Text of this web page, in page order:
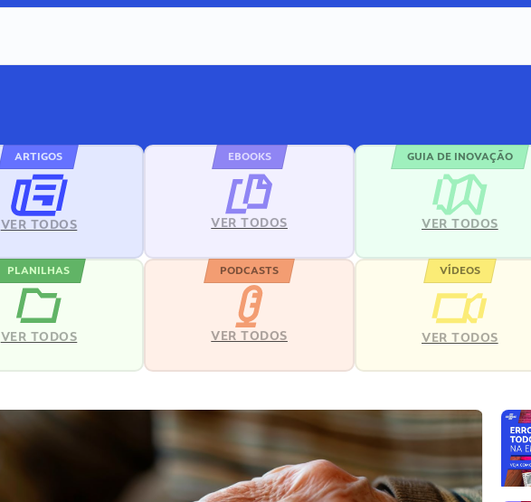
ARTIGOS
VER TODOS
EBOOKS
VER TODOS
GUIA DE INOVAÇÃO
VER TODOS
PLANILHAS
VER TODOS
PODCASTS
VER TODOS
VÍDEOS
VER TODOS